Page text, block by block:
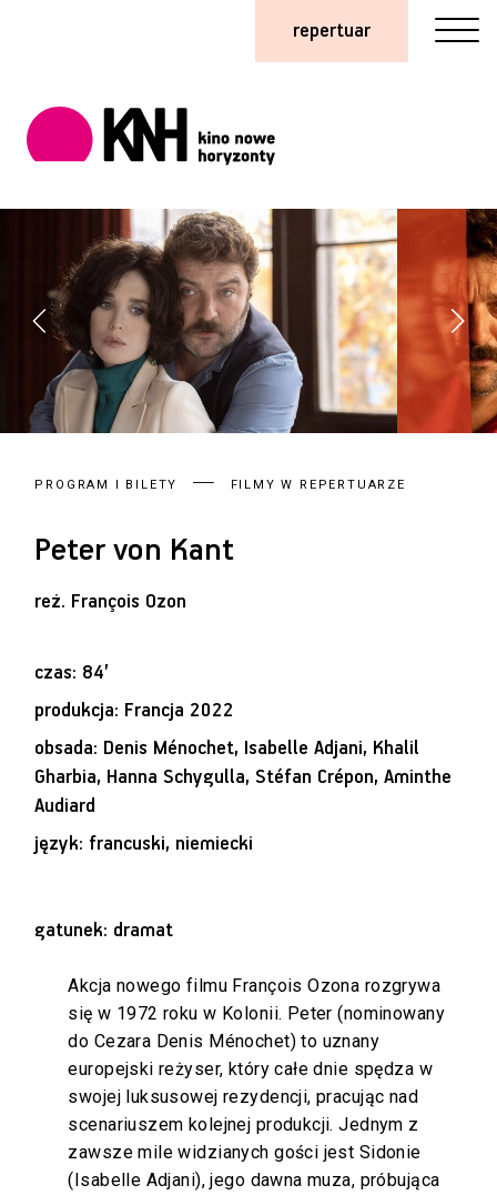
repertuar
PROGRAM I BILETY FILMY W REPERTUARZE
Peter von Kant
reż. François Ozon
czas: 84’
produkcja: Francja 2022
obsada: Denis Ménochet, Isabelle Adjani, Khalil
Gharbia, Hanna Schygulla, Stéfan Crépon, Aminthe
Audiard
język: francuski, niemiecki
gatunek: dramat
Akcja nowego filmu François Ozona rozgrywa
się w 1972 roku w Kolonii. Peter (nominowany
do Cezara Denis Ménochet) to uznany
europejski reżyser, który całe dnie spędza w
swojej luksusowej rezydencji, pracując nad
scenariuszem kolejnej produkcji. Jednym z
zawsze mile widzianych gości jest Sidonie
(Isabelle Adjani), jego dawna muza, próbująca